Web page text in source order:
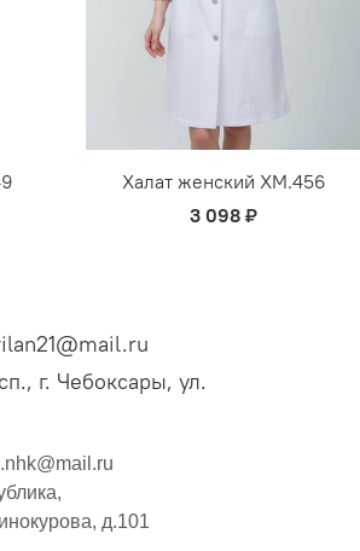
Халат женский ХМ.456
3 098 ₽
г. Чебоксары, ул.
д.101